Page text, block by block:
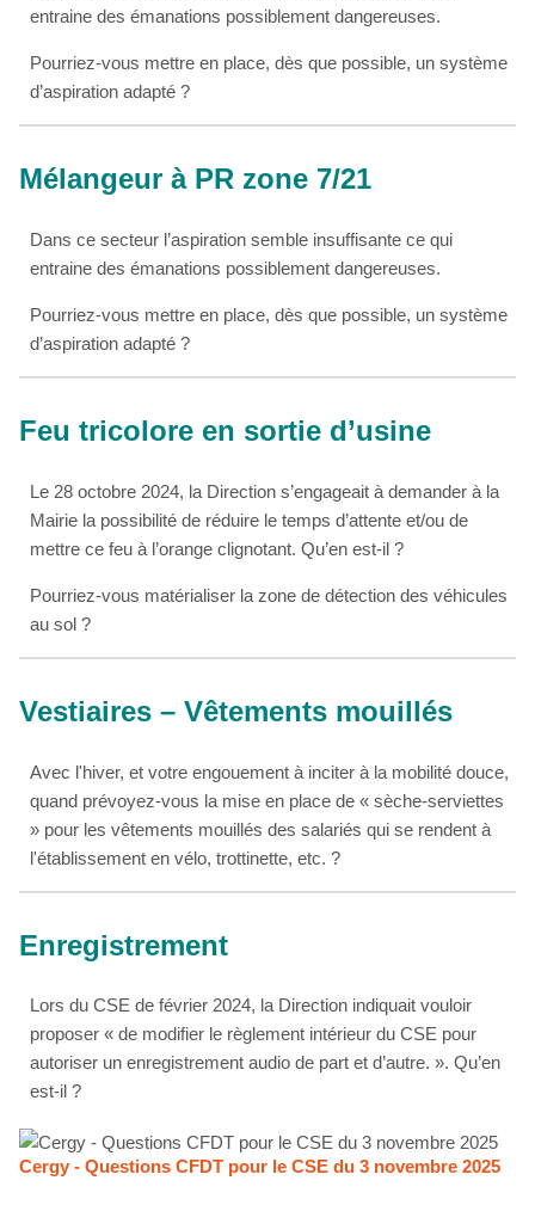
entraine des émanations possiblement dangereuses.
Pourriez-vous mettre en place, dès que possible, un système
d’aspiration adapté ?
Mélangeur à PR zone 7/21
Dans ce secteur l’aspiration semble insuffisante ce qui
entraine des émanations possiblement dangereuses.
Pourriez-vous mettre en place, dès que possible, un système
d’aspiration adapté ?
Feu tricolore en sortie d’usine
Le 28 octobre 2024, la Direction s’engageait à demander à la
Mairie la possibilité de réduire le temps d’attente et/ou de
mettre ce feu à l’orange clignotant. Qu’en est-il ?
Pourriez-vous matérialiser la zone de détection des véhicules
au sol ?
Vestiaires – Vêtements mouillés
Avec l'hiver, et votre engouement à inciter à la mobilité douce,
quand prévoyez-vous la mise en place de « sèche-serviettes
» pour les vêtements mouillés des salariés qui se rendent à
l'établissement en vélo, trottinette, etc. ?
Enregistrement
Lors du CSE de février 2024, la Direction indiquait vouloir
proposer « de modifier le règlement intérieur du CSE pour
autoriser un enregistrement audio de part et d’autre. ». Qu’en
est-il ?
Cergy - Questions CFDT pour le CSE du 3 novembre 2025